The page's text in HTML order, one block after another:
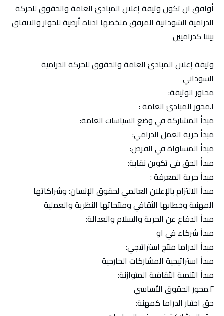
أوافق ان تكون وثيقة إعلان المبادئ العامة والحقوق للحركة
الدرامية السَودانية المرفق ملخصها ادناه أرضية للحوار والاتفاق
بيننا كدراميين
وثيقة إعلان المبادئ العامة والحقوق للحركة الدرامية
السوداني
محاور الوثيقة:
١.محور المبادئ العامة :
مبدأ المشاركة في وضع السياسات العامة:
مبدأ حرية العمل الدرامي:
مبدأ المساواة في الفرص:
مبدأ الحق في تكوين نقابة:
مبدأ حرية المعرفة :
مبدأ الالتزام بالإعلان العالمي لحقوق الإنسان: وشراكاتها
المهنية وخطابها الثقافي ومنتجاتها النظرية والعملية
مبدأ الدفاع عن الحرية والسلام والعدالة:
مبدأ شركاء في او
مبدأ الدراما منتج استراتيجي:
مبدأ استراتيجية المشاركات الخارجية
مبدأ التنمية الثقافية المتوازنة:
٢.محور الحقوق الأساسي
حق اختيار الدراما كمهنة: